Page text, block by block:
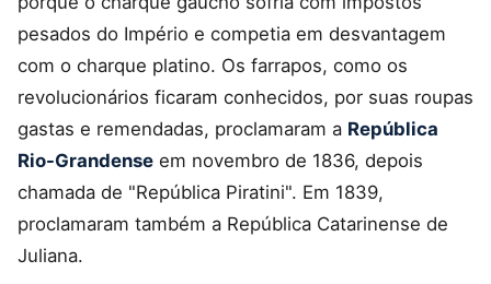
pesados do Império e competia em desvantagem
com o charque platino. Os farrapos, como os
revolucionários ficaram conhecidos, por suas roupas
gastas e remendadas, proclamaram a República
Rio-Grandense em novembro de 1836, depois
chamada de "República Piratini". Em 1839,
proclamaram também a República Catarinense de
Juliana.